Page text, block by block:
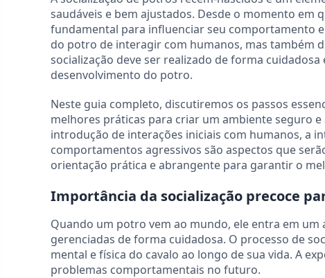
saudáveis e bem ajustados. Desde o momento em
fundamental para influenciar seu comportamento
do potro de interagir com humanos, mas também
socialização deve ser realizado de forma
desenvolvimento do potro.
Neste guia completo, discutiremos os passos
melhores práticas para criar um ambiente seguro
introdução de interações iniciais com humanos, a
comportamentos agressivos são aspectos que
orientação prática e abrangente para garantir o
Importância da socialização precoce
Quando um potro vem ao mundo, ele entra em
gerenciadas de forma cuidadosa. O processo de
mental e física do cavalo ao longo de sua vida. A
problemas comportamentais no futuro.